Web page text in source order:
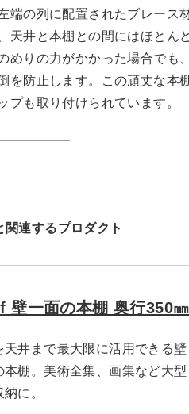
端の列に配置されたブレース
天井と本棚との間にはほとん
めりの力がかかった場合でも
を防止します。この頑丈な本
プも取り付けられています。
関連するプロダクト
壁一面の本棚 奥行350㎜
天井まで最大限に活用できる壁
本棚。美術全集、画集など大型
に。